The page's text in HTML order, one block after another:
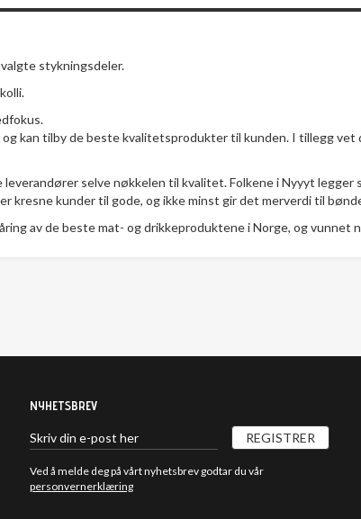
stykningsdeler.
kan tilby de beste kvalitetsprodukter til kunden. I tillegg
selve nøkkelen til kvalitet. Folkene i Nyyyt
kresne kunder til gode, og ikke minst gir det merverdi til
av de beste mat- og drikkeproduktene i Norge, og vunnet
NYHETSBREV
REGISTRER
Ved å melde deg på vårt nyhetsbrev godtar du vår
personvernerklæring